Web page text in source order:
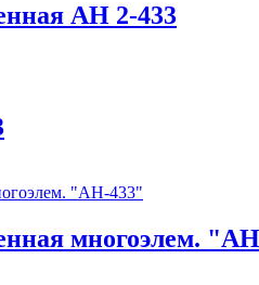
АН 2-433
многоэлем.